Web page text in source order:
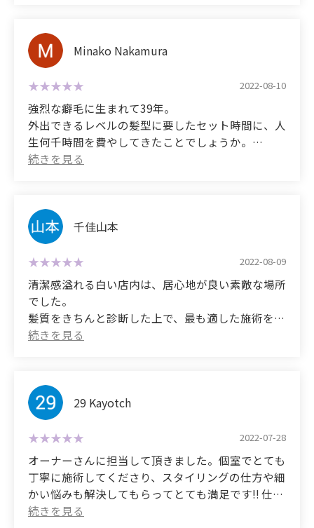
I highly recommend this to anyone who wants to
change the texture of their hair, or to anyone who
has had their hair straightened and is traumatized
by it becoming limp!
Thank you!
させて頂いてます。
自分はお気に入りのお店なのでこれからも通おうと
思います！
親子で通わせてもらっています！
(Translated by Google)
I've been coming back to this salon repeatedly.
The first time I went to the salon, they listened to
time I use the hair dryer by 30 minutes. Give me a
year to improve the quality of your hair." I was
When the straightening treatment started and
finished,
I was so moved and happy I almost cried.
My hair was straight and shiny.
It really did reduce the time I used the hair dryer
My daughter was also struggling with frizzy hair, so
I introduced her to you,
and now she and I go there together.
Thank you for always treating my hair to beautiful
hair without a single complaint, even after such a
long time.
I look forward to your continued patronage.
これからはこちらでお世話になりたいと思います。
にありがとうございました!!!
(Translated by Google)
This time I was torn between a hair straightening
treatment and a hair quality improvement, but I
In conclusion: I'm very satisfied.
Unlike previous salons I've been to, they gave me a
thorough consultation, and I was able to get my
questions answered and receive the treatment.
I've also had bleached hair, and was in despair
because no one else could help, so I was glad that
I can see that my hair has changed dramatically
compared to getting monthly treatments!
good value for money.
I'd like to continue using this salon from now on.
I'd like to request a maintenance in 2 months.
Thank you so much!!!
この年齢で、綺麗なロングストレートヘアになれた
のは、感激でした。
湿度の高い日、雨、汗も全く怖くなくなりました。
「とても綺麗なロングヘアで、羨ましいです。」と
言われたくらいです。
ずっと通いたい美容室です。
(Translated by Google)
It's a bright space with a clean white base, but it's
They are very gentle with how they treat your hair,
starting with shampooing.
My hair used to be very frizzy and wavy, but now
it's unrecognizable - it's manageable and shiny.
I was thrilled to have beautiful long straight hair at
my age.
I was even told, "You have such beautiful long hair,
I'm jealous."
This is a salon I want to keep going to.
Minako Nakamura
2022-08-10
強烈な癖毛に生まれて39年。
外出できるレベルの髪型に要したセット時間に、人
生何千時間を費やしてきたことでしょうか。
今までに経験した縮毛矯正で、良い思い出はひとつ
雨、汗、湿度、もう何ひとつ怖くありません。
髪を褒められたことなどなかった人生、残りの人生
は今までの分、たっぷり褒められたいと思います。
笑
これからも宜しくお願いします。
(Translated by Google)
I've had extremely curly hair for 39 years.
I've probably spent thousands of hours in my life
I don't have any good memories of any of the hair
straightening experiences I've had, but by chance I
completely.
I'm no longer afraid of rain, sweat, humidity, or
anything else.
I've never received a compliment on my hair in my
life, and I want to make up for it for the rest of my
千佳山本
2022-08-09
清潔感溢れる白い店内は、居心地が良い素敵な場所
でした。
髪質をきちんと診断した上で、最も適した施術をし
てくださる。
仕上がりは申し分無し！人生で初めてのストレート
のロングヘア。
雨の日も、湿度が多い日も、髪の毛が広がることは
無く、サラサラヘアが持続。
癖毛だった私の髪の毛が、艶があってサラサラな、
風にそよぐストレートヘアーになるなんて、もうビ
ックリ！
信頼してお任せして、本当に良かったと喜んでいま
す。
29 Kayotch
2022-07-28
オーナーさんに担当して頂きました。個室でとても
丁寧に施術してくださり、スタイリングの仕方や細
かい悩みも解決してもらってとても満足です!! 仕上
げに生オイルなるものを使ってとても手触りが良か